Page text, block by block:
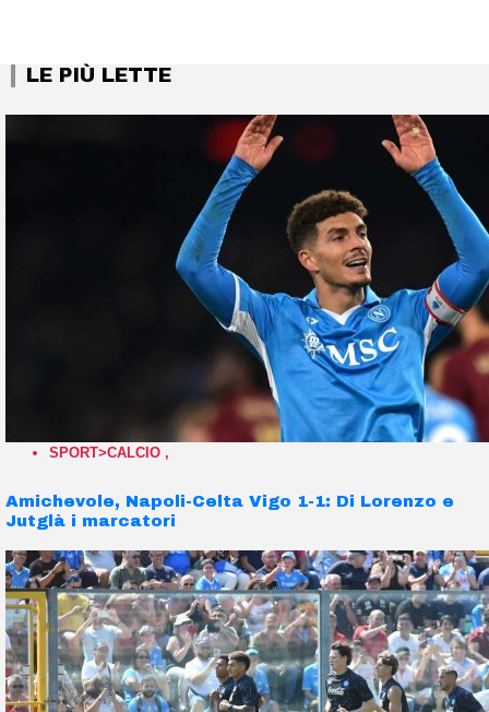
LE PIÙ LETTE
SPORT>CALCIO ,
Amichevole, Napoli-Celta Vigo 1-1: Di Lorenzo e
Jutglà i marcatori